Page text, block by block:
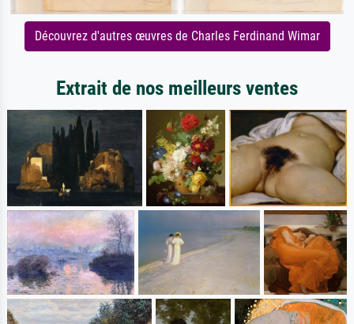
Découvrez d'autres œuvres de Charles Ferdinand Wimar
Extrait de nos meilleurs ventes